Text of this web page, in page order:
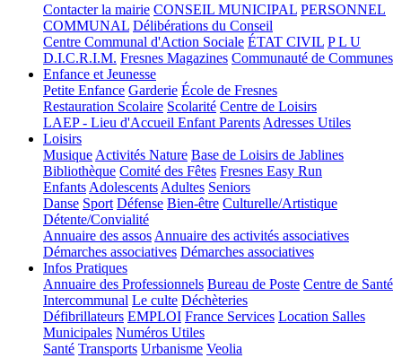
Contacter la mairie CONSEIL MUNICIPAL PERSONNEL
COMMUNAL Délibérations du Conseil
Centre Communal d'Action Sociale ÉTAT CIVIL P L U
D.I.C.R.I.M. Fresnes Magazines Communauté de Communes
Enfance et Jeunesse
Petite Enfance Garderie École de Fresnes
Restauration Scolaire Scolarité Centre de Loisirs
LAEP - Lieu d'Accueil Enfant Parents Adresses Utiles
Loisirs
Musique Activités Nature Base de Loisirs de Jablines
Bibliothèque Comité des Fêtes Fresnes Easy Run
Enfants Adolescents Adultes Seniors
Danse Sport Défense Bien-être Culturelle/Artistique
Détente/Convialité
Annuaire des assos Annuaire des activités associatives
Démarches associatives Démarches associatives
Infos Pratiques
Annuaire des Professionnels Bureau de Poste Centre de Santé
Intercommunal Le culte Déchèteries
Défibrillateurs EMPLOI France Services Location Salles
Municipales Numéros Utiles
Santé Transports Urbanisme Veolia